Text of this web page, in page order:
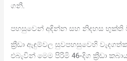
ගනී.
පහසුවෙන් අඳින්න සහ නිදහස භුක්ති
ක්‍රීඩා ඇඳුම්වල සුවපහසුවෙහි
එබැවින් මෙම පිරිමි 46-දිග ක්‍රීඩා